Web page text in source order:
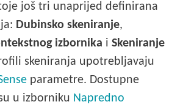
još tri unaprijed definirana
Dubinsko skeniranje,
izbornika iSkeniranje
skeniranja upotrebljavaju
parametre. Dostupne
u izborniku Napredno